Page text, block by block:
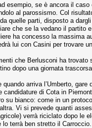
esempio, se è ancora il
al parossismo. Col
quelle parti, disposto a
che se la vedano il partito
ha concesso la massima
lui con Casini per trovare
che Berlusconi ha
dopo una giornata
quando arriva l’Umberto,
candidature di Cota in
su bianco: come in un
Vi si prevede quanti
verrà riciclato dopo le
lo terrà ben stretto il